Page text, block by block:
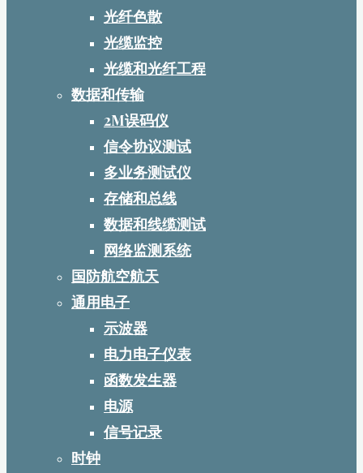
光纤色散
光缆监控
光缆和光纤工程
数据和传输
2M误码仪
信令协议测试
多业务测试仪
存储和总线
数据和线缆测试
网络监测系统
国防航空航天
通用电子
示波器
电力电子仪表
函数发生器
电源
信号记录
时钟